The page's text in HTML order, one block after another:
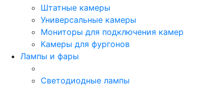
Штатные камеры
Универсальные камеры
Мониторы для подключения камер
Камеры для фургонов
Лампы и фары
Светодиодные лампы